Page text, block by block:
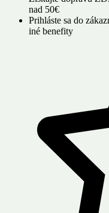
nad 50€
Prihláste sa do
iné benefity